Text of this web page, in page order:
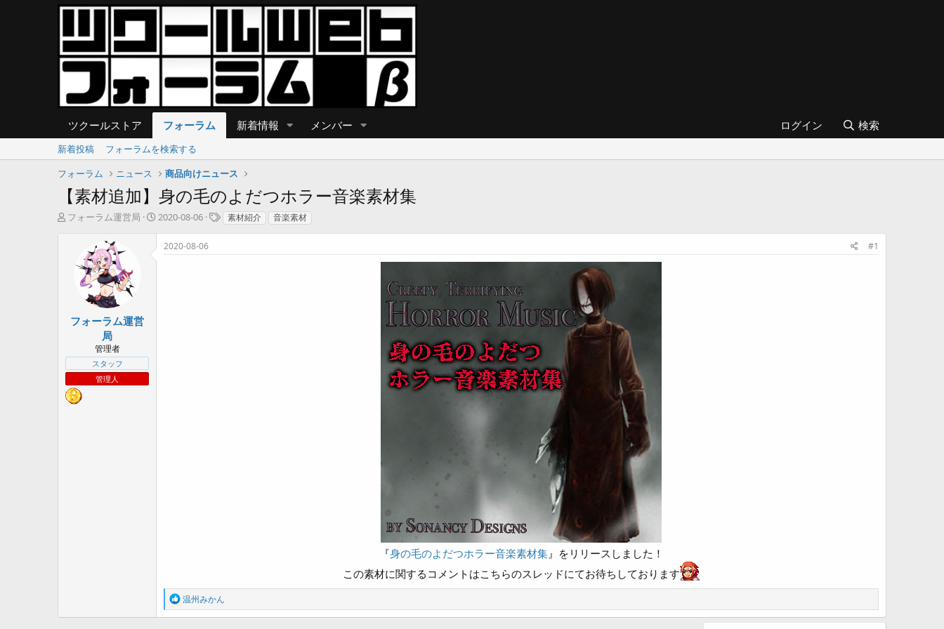
ツクールストア フォーラム 新着情報 メンバー ログイン 検索
新着投稿
フォーラムを検索する
フォーラム
ニュース 商品向けニュース
【素材追加】身の毛のよだつホラー音楽素材集
T
a
e
r
フォーラム運営局
開
日
2020-08-06
タ素材紹介 音楽素材
フォーラム運営
局
管理者
スタッフ
管理人
2020-08-06 #1
『身の毛のよだつホラー音楽素材集』をリリースしました！
この素材に関するコメントはこちらのスレッドにてお待ちしております
R
e
a
温州みかん